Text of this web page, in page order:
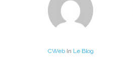
CWeb In Le Blog